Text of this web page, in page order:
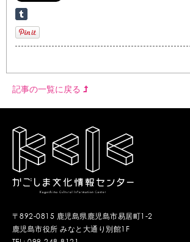
記事の一覧に戻る
〒892-0815 鹿児島県鹿児島市易居町1-2
鹿児島市役所 みなと大通り別館1F